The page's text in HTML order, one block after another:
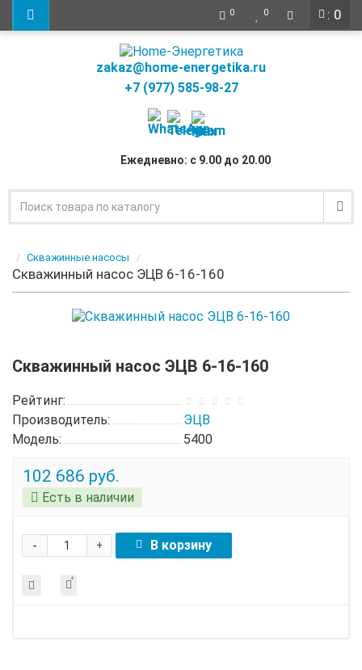
: 0
0 0
zakaz@home-energetika.ru
+7 (977) 585-98-27
Ежедневно: с 9.00 до 20.00
Скважинные насосы
Скважинный насос ЭЦВ 6-16-160
Скважинный насос ЭЦВ 6-16-160
Рейтинг:
Производитель:
ЭЦВ
Модель:
5400
102 686 руб.
Есть в наличии
+
- В корзину